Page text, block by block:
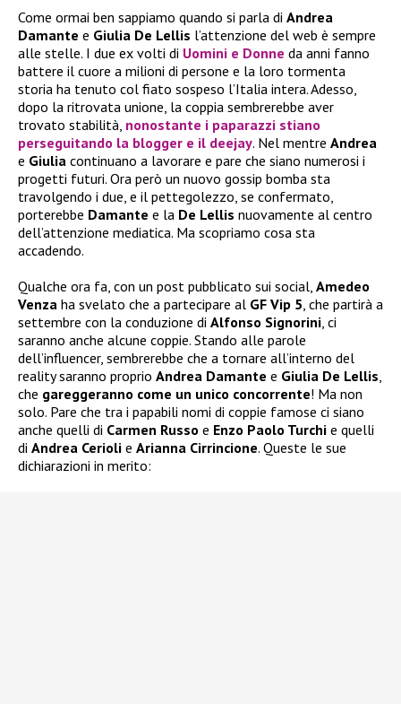
Come ormai ben sappiamo quando si parla di Andrea
Damante e Giulia De Lellis l’attenzione del web è sempre
alle stelle. I due ex volti di Uomini e Donne da anni fanno
battere il cuore a milioni di persone e la loro tormenta
storia ha tenuto col fiato sospeso l’Italia intera. Adesso,
dopo la ritrovata unione, la coppia sembrerebbe aver
trovato stabilità, nonostante i paparazzi stiano
perseguitando la blogger e il deejay. Nel mentre Andrea
e Giulia continuano a lavorare e pare che siano numerosi i
progetti futuri. Ora però un nuovo gossip bomba sta
travolgendo i due, e il pettegolezzo, se confermato,
porterebbe Damante e la De Lellis nuovamente al centro
dell’attenzione mediatica. Ma scopriamo cosa sta
accadendo.
Qualche ora fa, con un post pubblicato sui social, Amedeo
Venza ha svelato che a partecipare al GF Vip 5, che partirà a
settembre con la conduzione di Alfonso Signorini, ci
saranno anche alcune coppie. Stando alle parole
dell’influencer, sembrerebbe che a tornare all’interno del
reality saranno proprio Andrea Damante e Giulia De Lellis,
che gareggeranno come un unico concorrente! Ma non
solo. Pare che tra i papabili nomi di coppie famose ci siano
anche quelli di Carmen Russo e Enzo Paolo Turchi e quelli
di Andrea Cerioli e Arianna Cirrincione. Queste le sue
dichiarazioni in merito: